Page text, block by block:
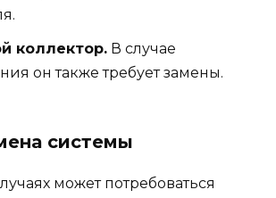
коллектор. В случае
он также требует замены.
системы
может потребоваться